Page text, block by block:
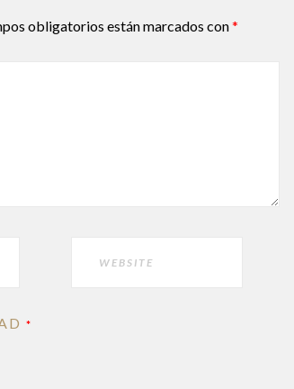
obligatorios están marcados con*
*